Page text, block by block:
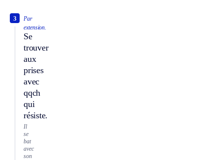
Par
extension.
Se
trouver
aux
prises
avec
qqch
qui
résiste.
3
Il
se
bat
avec
son